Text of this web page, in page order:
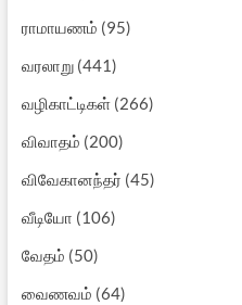
ராமாயணம் (95)
வரலாறு(441)
வழிகாட்டிகள்(266)
விவாதம் (200)
விவேகானந்தர் (45)
வீடியோ (106)
வேதம் (50)
வைணவம் (64)